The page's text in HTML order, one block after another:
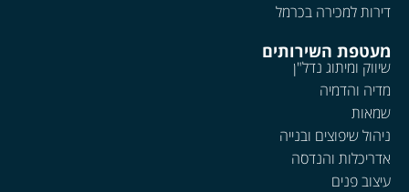
דירות למכירה בכרמל
מעטפת השירותים
שיווק ומיתוג נדל"ן
מדיה והדמיה
שמאות
ניהול שיפוצים ובנייה
אדריכלות והנדסה
עיצוב פנים